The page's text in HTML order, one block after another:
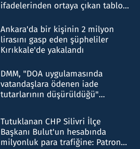
ifadelerinden ortaya çıkan tablo
Ankara'da bir kişinin 2 milyon
lirasını gasp eden şüpheliler
Kırıkkale'de yakalandı
DMM, "DOA uygulamasında
vatandaşlara ödenen iade
tutarlarının düşürüldüğü"
Tutuklanan CHP Silivri İlçe
Başkanı Bulut'un hesabında
milyonluk para trafiğine: Patron